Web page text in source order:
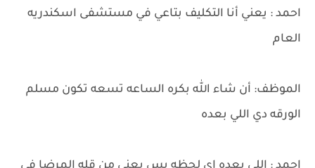
احمد : يعني أنا التكليف بتاعي في مستشفى اسكندريه
العام
الموظف: أن شاء الله بكره الساعه تسعه تكون مسلم
الورقه دي اللي بعده